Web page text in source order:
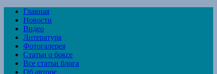
Главная
Новости
Видео
Литература
Фотогалерея
Статьи о боксе
Все статьи блога
Об авторе